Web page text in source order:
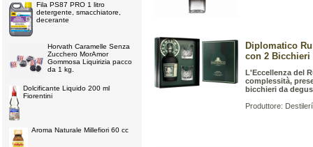
Fila PS87 PRO 1 litro
detergente, smacchiatore,
decerante
Horvath Caramelle Senza
Zucchero MorAmor
Gommosa Liquirizia pacco
da 1 kg.
Dolcificante Liquido 200 ml
Fiorentini
Aroma Naturale Millefiori 60 cc
Diplomatico
con 2 Bicchieri
L'Eccellenza del
complessità,
bicchieri da
Produttore: